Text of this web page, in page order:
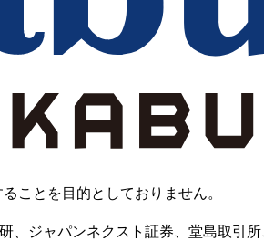
ことを目的としておりません。
ャパンネクスト証券、堂島取引所